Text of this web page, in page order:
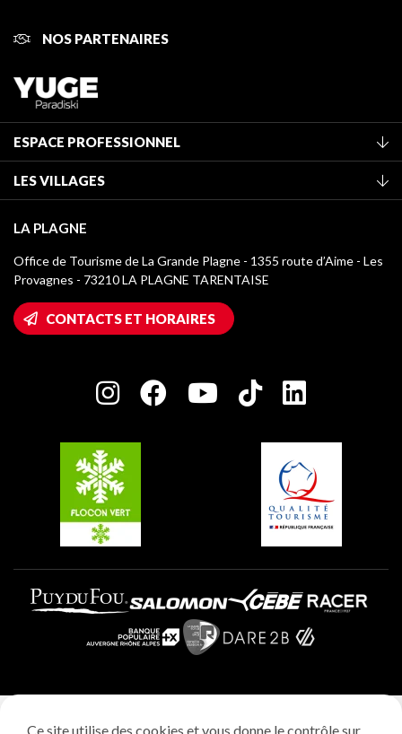
NOS PARTENAIRES
ESPACE PROFESSIONNEL
Classement des meublés
Taxe de séjour
Médiathèque
Logos La Plagne
Accès Wifi
Maison des Propriétaires
Charte des Acteurs Engagés
LES VILLAGES
Montchavin - Les Coches
Champagny-en-Vanoise
Plagne 1800
Plagne Villages
Plagne Aime 2000
LA PLAGNE
Office de Tourisme de La Grande Plagne - 1355 route d’Aime - Les
Provagnes - 73210 LA PLAGNE TARENTAISE
CONTACTS ET HORAIRES
Ce site utilise des cookies et vous donne le contrôle sur